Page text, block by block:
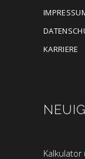
KARRIERE